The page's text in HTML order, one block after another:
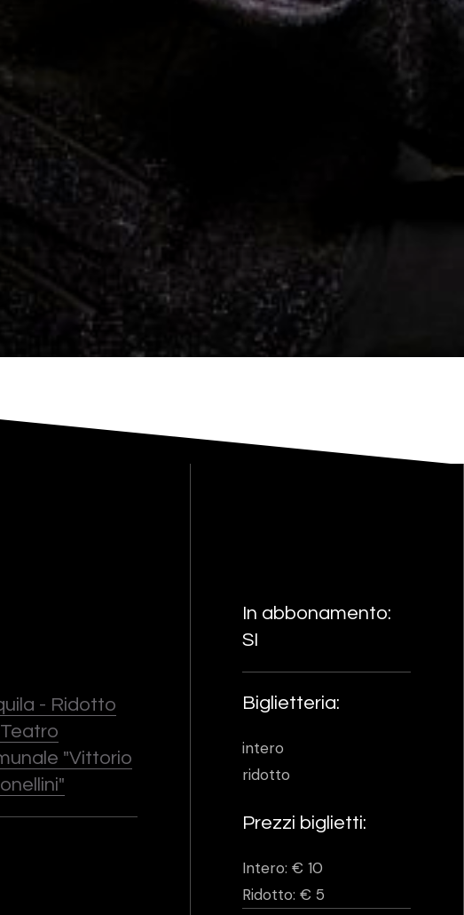
- Ridotto
"Vittorio
In abbonamento:
SI
Biglietteria:
intero
ridotto
Prezzi biglietti:
Intero: € 10
Ridotto: € 5